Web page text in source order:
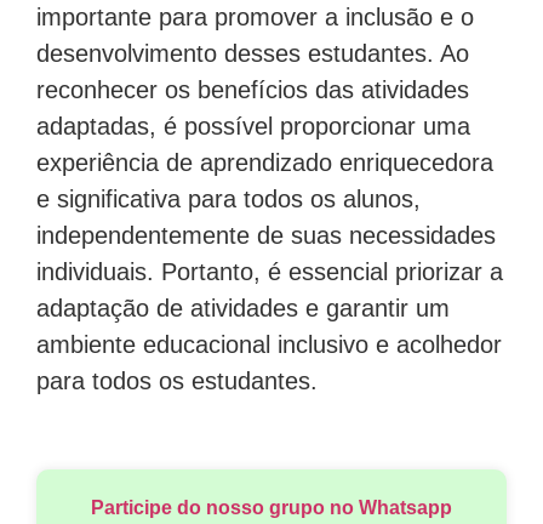
importante para promover a inclusão e o
desenvolvimento desses estudantes. Ao
reconhecer os benefícios das atividades
adaptadas, é possível proporcionar uma
experiência de aprendizado enriquecedora
e significativa para todos os alunos,
independentemente de suas necessidades
individuais. Portanto, é essencial priorizar a
adaptação de atividades e garantir um
ambiente educacional inclusivo e acolhedor
para todos os estudantes.
Participe do nosso grupo no Whatsapp